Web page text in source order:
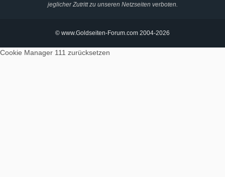
jeglicher Zutritt zu unseren Netzseiten verboten.
© www.Goldseiten-Forum.com 2004-2026
Cookie Manager 111 zurücksetzen